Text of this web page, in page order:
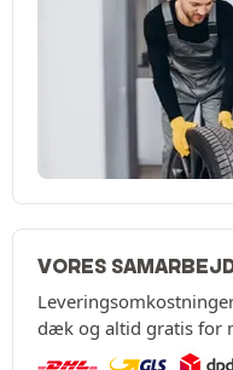
VORES
dæk og altid gratis for